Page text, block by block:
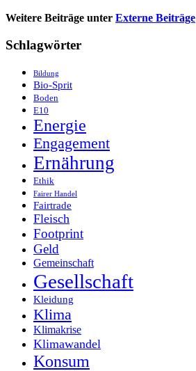
Weitere Beiträge unter Externe Beiträge
Schlagwörter
Bildung
Bio-Sprit
Boden
E10
Energie
Engagement
Ernährung
Ethik
Fairer Handel
Fairtrade
Fleisch
Footprint
Geld
Gemeinschaft
Gesellschaft
Kleidung
Klima
Klimakrise
Klimawandel
Konsum